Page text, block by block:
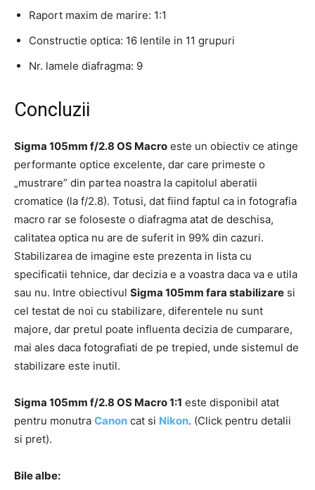
Raport maxim de marire: 1:1
Constructie optica: 16 lentile in 11 grupuri
Nr. lamele diafragma: 9
Concluzii
Sigma 105mm f/2.8 OS Macro este un obiectiv ce atinge
performante optice excelente, dar care primeste o
„mustrare” din partea noastra la capitolul aberatii
cromatice (la f/2.8). Totusi, dat fiind faptul ca in fotografia
macro rar se foloseste o diafragma atat de deschisa,
calitatea optica nu are de suferit in 99% din cazuri.
Stabilizarea de imagine este prezenta in lista cu
specificatii tehnice, dar decizia e a voastra daca va e utila
sau nu. Intre obiectivul Sigma 105mm fara stabilizare si
cel testat de noi cu stabilizare, diferentele nu sunt
majore, dar pretul poate influenta decizia de cumparare,
mai ales daca fotografiati de pe trepied, unde sistemul de
stabilizare este inutil.
Sigma 105mm f/2.8 OS Macro 1:1 este disponibil atat
pentru monutra Canon cat si Nikon. (Click pentru detalii
si pret).
Bile albe: